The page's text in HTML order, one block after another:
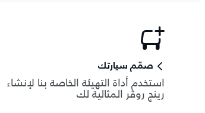
صمّم سيارتك
استخدم أداة التهيئة الخاصة بنا لإنشاء
رينج روڤر المثالية لك